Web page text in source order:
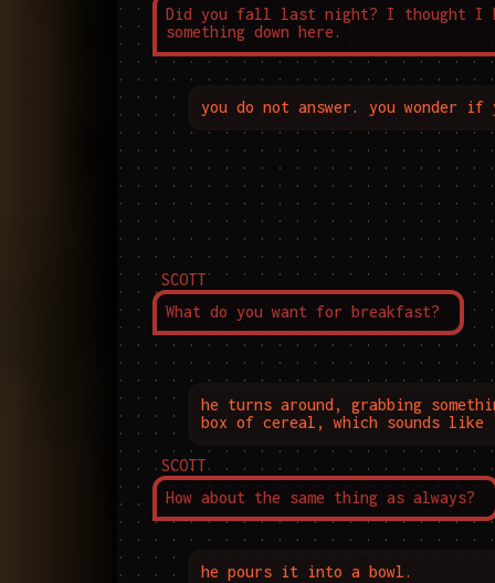
Did you fall last night? I thought I
something down here.
you do not answer. you wonder if
SCOTT
What do you want for breakfast?
he turns around, grabbing
box of cereal, which sounds
SCOTT
How about the same thing as always?
he pours it into a bowl.